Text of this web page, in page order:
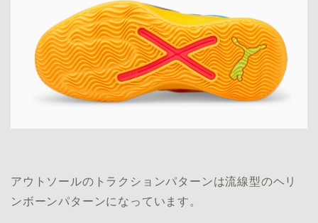
アウトソールのトラクションパターンは流線型のヘリ
ンボーンパターンになっています。